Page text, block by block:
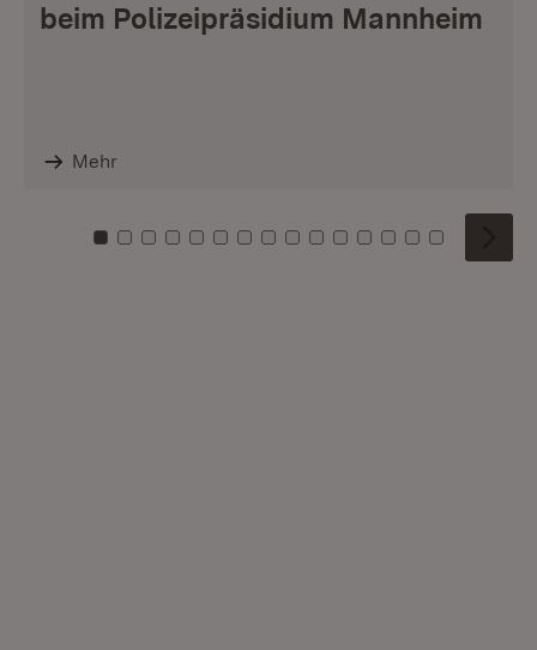
beim Polizeipräsidium Mannheim
Mehr
Zu Kachel: 0
Zu Kachel: 1
Zu Kachel: 2
Zu Kachel: 3
Zu Kachel: 4
Zu Kachel: 5
Zu Kachel: 6
Zu Kachel: 7
Zu Kachel: 8
Zu Kachel: 9
Zu Kachel: 10
Zu Kachel: 11
Zu Kachel: 12
Zu Kachel:
Zu